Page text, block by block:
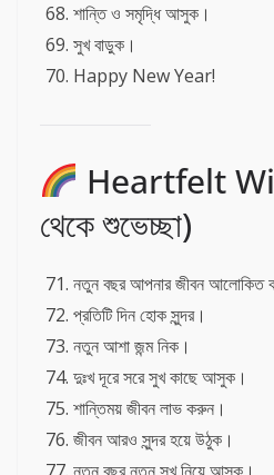
শান্তি ও সমৃদ্ধি আসুক।
সুখ বাড়ুক।
Happy New Year!
Heartfelt
থেকে শুভেচ্ছা)
নতুন বছর আপনার জীবন আলোকিত
প্রতিটি দিন হোক সুন্দর।
নতুন আশা জন্ম নিক।
দুঃখ দূরে সরে সুখ কাছে আসুক।
শান্তিময় জীবন লাভ করুন।
জীবন আরও সুন্দর হয়ে উঠুক।